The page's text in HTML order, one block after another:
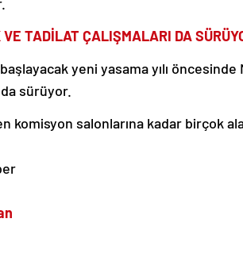
TADİLAT ÇALIŞMALARI DA
başlayacak yeni yasama yılı
da sürüyor.
komisyon salonlarına kadar birçok